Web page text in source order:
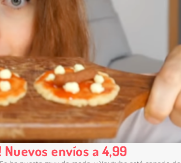
envíos a 4,99